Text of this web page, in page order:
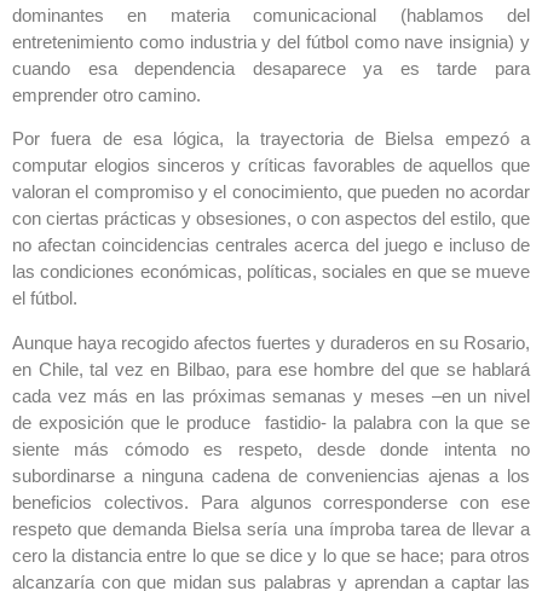
dominantes en materia comunicacional (hablamos del
entretenimiento como industria y del fútbol como nave insignia) y
cuando esa dependencia desaparece ya es tarde para
emprender otro camino.
Por fuera de esa lógica, la trayectoria de Bielsa empezó a
computar elogios sinceros y críticas favorables de aquellos que
valoran el compromiso y el conocimiento, que pueden no acordar
con ciertas prácticas y obsesiones, o con aspectos del estilo, que
no afectan coincidencias centrales acerca del juego e incluso de
las condiciones económicas, políticas, sociales en que se mueve
el fútbol.
Aunque haya recogido afectos fuertes y duraderos en su Rosario,
en Chile, tal vez en Bilbao, para ese hombre del que se hablará
cada vez más en las próximas semanas y meses –en un nivel
de exposición que le produce fastidio- la palabra con la que se
siente más cómodo es respeto, desde donde intenta no
subordinarse a ninguna cadena de conveniencias ajenas a los
beneficios colectivos. Para algunos corresponderse con ese
respeto que demanda Bielsa sería una ímproba tarea de llevar a
cero la distancia entre lo que se dice y lo que se hace; para otros
alcanzaría con que midan sus palabras y aprendan a captar las